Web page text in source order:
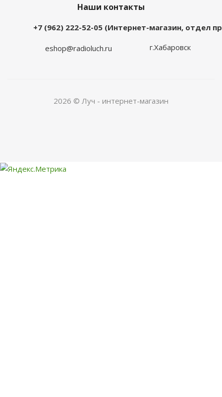
Наши контакты
+7 (962) 222-52-05 (Интернет-магазин, отдел
eshop@radioluch.ru г.Хабаровск
2026 © Луч - интернет-магазин